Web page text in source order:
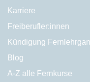
Karriere
Freiberufler:innen
Kündigung
Blog
A-Z alle Fernkurse